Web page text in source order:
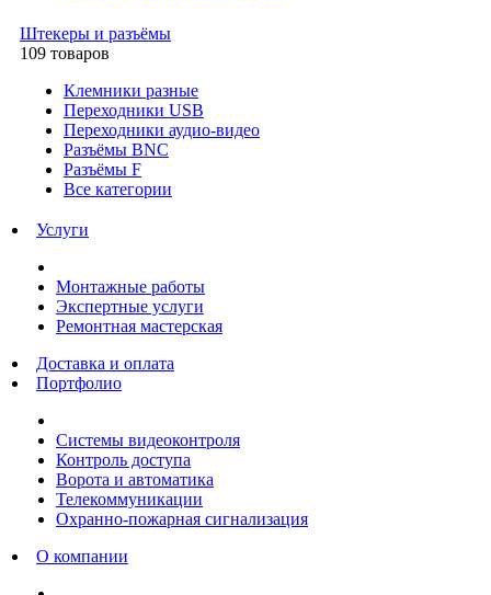
Штекеры и разъёмы
109 товаров
Клемники разные
Переходники USB
Переходники аудио-видео
Разъёмы BNC
Разъёмы F
Все категории
Услуги
Монтажные работы
Экспертные услуги
Ремонтная мастерская
Доставка и оплата
Портфолио
Системы видеоконтроля
Контроль доступа
Ворота и автоматика
Телекоммуникации
Охранно-пожарная сигнализация
О компании